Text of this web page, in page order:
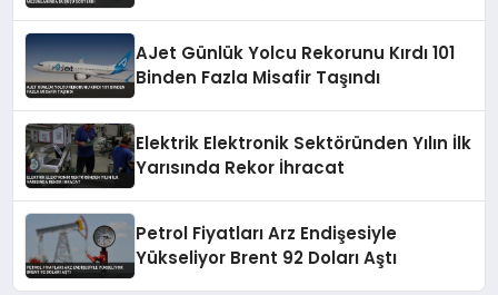
AJet Günlük Yolcu Rekorunu Kırdı 101
Binden Fazla Misafir Taşındı
Elektrik Elektronik Sektöründen Yılın İlk
Yarısında Rekor İhracat
Petrol Fiyatları Arz Endişesiyle
Yükseliyor Brent 92 Doları Aştı